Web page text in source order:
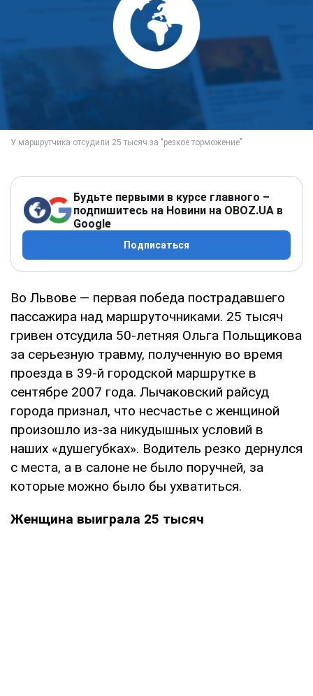
Будьте первыми в курсе главного –
подпишитесь на Новини на OBOZ.UA в
Google
Подписаться
Во Львове — первая победа пострадавшего
пассажира над маршруточниками. 25 тысяч
гривен отсудила 50-летняя Ольга Польщикова
за серьезную травму, полученную во время
проезда в 39-й городской маршрутке в
сентябре 2007 года. Лычаковский райсуд
города признал, что несчастье с женщиной
произошло из-за никудышных условий в
наших «душегубках». Водитель резко дернулся
с места, а в салоне не было поручней, за
которые можно было бы ухватиться.
Женщина выиграла 25 тысяч